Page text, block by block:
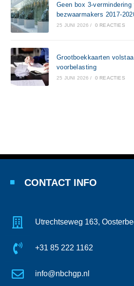
Geen box 3-vermindering
bezwaarmakers 2017-
25 JUNI 2026 / 0 REACTIES
Grootboekkaarten
voorbelasting
25 JUNI 2026 / 0 REACTIES
CONTACT INFO
Utrechtseweg 163,
+31 85 222 1162
info@nbchgp.nl